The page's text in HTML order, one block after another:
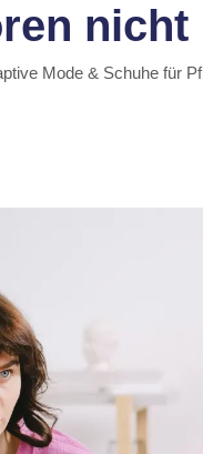
Mode & Schuhe für